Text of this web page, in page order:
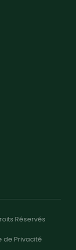
Réservés
de Privacité